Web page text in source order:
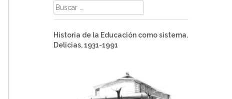
Buscar:
Historia de la Educación como sistema.
Delicias, 1931-1991